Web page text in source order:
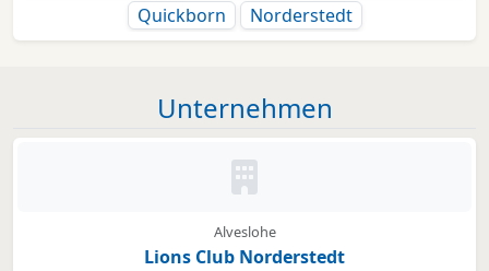
Quickborn
Norderstedt
Unternehmen
Kein Bild oder Logo hinterlegt
Alveslohe
Lions Club Norderstedt